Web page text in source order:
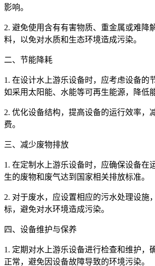
影响。
2. 避免使用含有有害物质、重金属或难降
料，以免对水质和生态环境造成污染。
二、节能降耗
1. 在设计水上游乐设备时，应考虑设备的
如采用太阳能、水能等可再生能源，降低
2. 优化设备结构，提高设备的运行效率，
费。
三、减少废物排放
1. 在定制水上游乐设备时，应确保设备在
生的废物和废气达到国家相关排放标准。
2. 对于废水，应设置相应的污水处理设施
标，避免对水环境造成污染。
四、设备维护与保养
1. 定期对水上游乐设备进行检查和维护，
正常，避免因设备故障导致的环境污染。